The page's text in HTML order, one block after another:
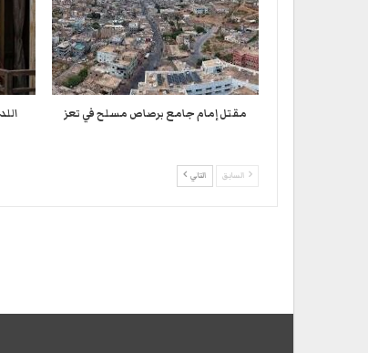
مقتل إمام جامع برصاص مسلح في تعز
السابق التالي